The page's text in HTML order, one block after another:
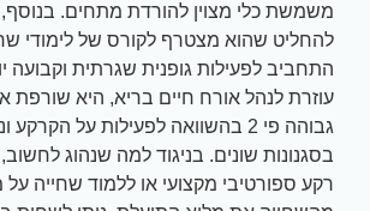
משמשת כלי מצוין להורדת מתחים. בנוסף,
להחליט שהוא מצטרף לקורס של לימודי
התחביב לפעילות גופנית שגרתית וקבועה
עוזרת לנהל אורח חיים בריא, היא שורפת
גבוהה פי 2 בהשוואה לפעילות על
בסגנונות שונים. בניגוד למה שנהוג
רקע ספורטיבי מקצועי או ללמוד שחייה